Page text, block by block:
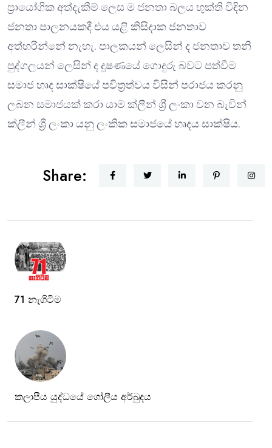
ප්‍රායෝගික අත්දැකීම් ලෙස ම ජනතා බලය භුක්ති විඳින
ජනතා පාලනයකදී එය යළි කිසිදාක ජනතාව
අත්හරින්නේ නැහැ. පාලකයන් ලෙසින් ද ජනතාව තනි
පුද්ගලයන් ලෙසින් ද දූෂණයේ ගොදුරු බවට පත්වීම
සමාජ හෘද සාක්ෂියේ පවිත්‍රත්වය විසින් පරාජය කරනු
ලබන සමාජයක් කරා යාම ක්ලීන් ශ්‍රී ලංකා වන බැවින්
ක්ලීන් ශ්‍රී ලංකා යනු ලංකික සමාජයේ හෘදය සාක්ෂිය.
Share:
71 නැගිටීම
කලාපීය යුද්ධයේ ගෝලීය අර්බුදය